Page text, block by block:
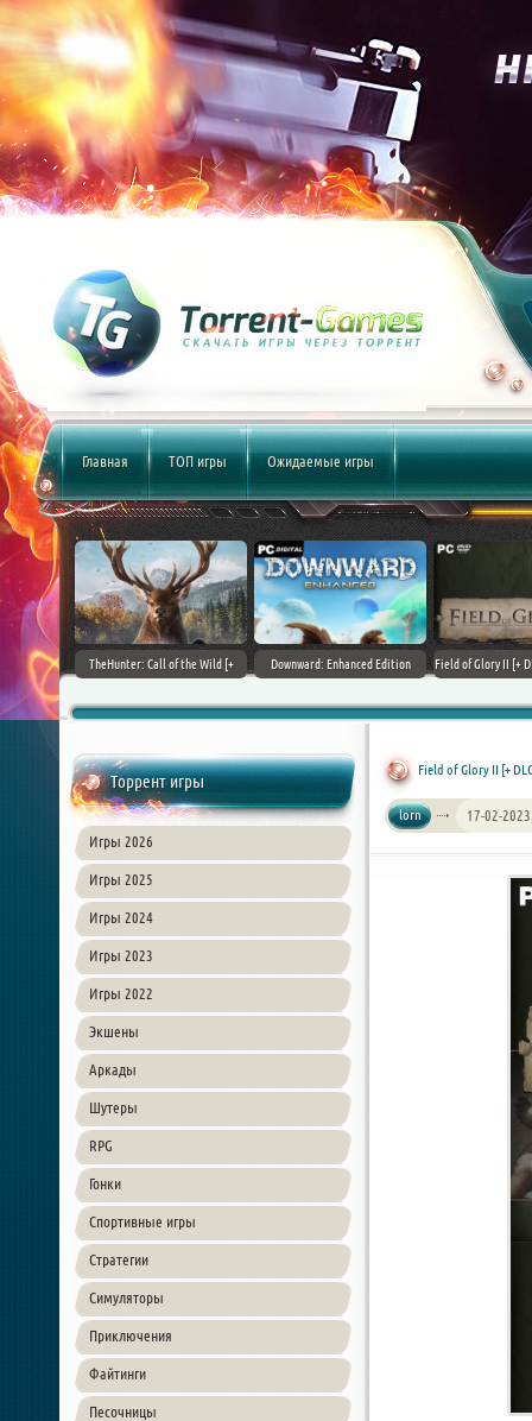
Главная ТОП игры Ожидаемые игры
(2017)
TheHunter: Call of the Wild [+
Downward: Enhanced Edition
Field of Glory II [+
Торрент игры
Игры 2026
Игры 2025
Игры 2024
Игры 2023
Игры 2022
Экшены
Аркады
Шутеры
RPG
Гонки
Спортивные игры
Стратегии
Симуляторы
Приключения
Файтинги
Песочницы
Field of Glory II [+
lorn 17-02-